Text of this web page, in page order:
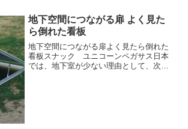
地下空間につながる扉 よく見た
ら倒れた看板
地下空間につながる扉よく見たら倒れた
看板スナック ユニコーンペガサス日本
では、地下室が少ない理由として、次の